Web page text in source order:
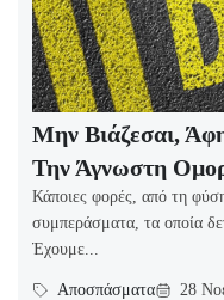
Μην Βιάζεσαι,
Την Άγνωστη
Κάποιες φορές, από τη
συμπεράσματα, τα οποία
Έχουμε...
Αποσπάσματα 28